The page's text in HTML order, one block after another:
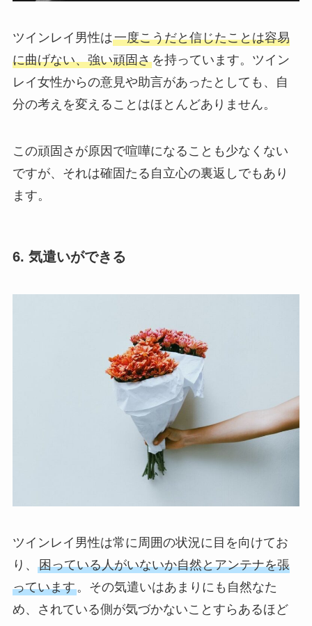
ツインレイ男性は一度こうだと信じたことは容易
に曲げない、強い頑固さを持っています。ツイン
レイ女性からの意見や助言があったとしても、自
分の考えを変えることはほとんどありません。
この頑固さが原因で喧嘩になることも少なくない
ですが、それは確固たる自立心の裏返しでもあり
ます。
6. 気遣いができる
ツインレイ男性は常に周囲の状況に目を向けてお
り、 困っている人がいないか自然とアンテナを張
っています。その気遣いはあまりにも自然なた
め、されている側が気づかないことすらあるほど